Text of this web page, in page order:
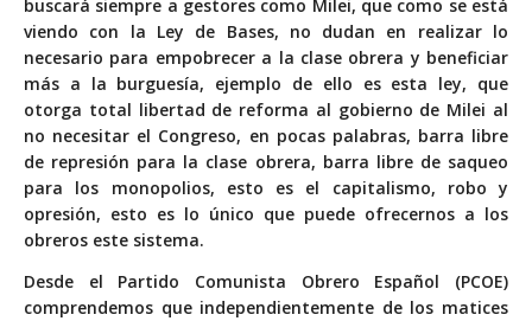
buscará siempre a gestores como Milei, que como se está
viendo con la Ley de Bases, no dudan en realizar lo
necesario para empobrecer a la clase obrera y beneficiar
más a la burguesía, ejemplo de ello es esta ley, que
otorga total libertad de reforma al gobierno de Milei al
no necesitar el Congreso, en pocas palabras, barra libre
de represión para la clase obrera, barra libre de saqueo
para los monopolios, esto es el capitalismo, robo y
opresión, esto es lo único que puede ofrecernos a los
obreros este sistema.
Desde el Partido Comunista Obrero Español (PCOE)
comprendemos que independientemente de los matices